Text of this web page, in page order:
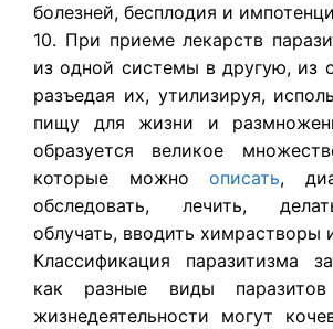
болезней, бесплодия и
10. При приеме лекарств
из одной системы в другую, из
разъедая их, утилизируя,
пищу для жизни и
образуется великое
которые можноописать,
обследовать, лечить,
облучать, вводить химрастворы
Классификация паразитизма
как разные виды
жизнедеятельности могут